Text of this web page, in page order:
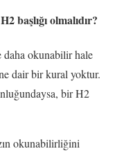
başlığı olmalıdır?
daha okunabilir hale
dair bir kural yoktur.
bir H2
okunabilirliğini